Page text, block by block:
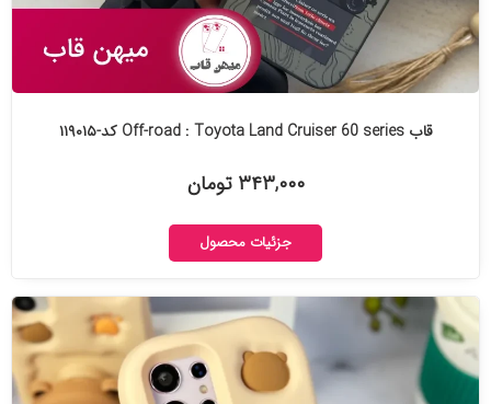
قاب Off-road : Toyota Land Cruiser 60 series کد-۱۱۹۰۱۵
۳۴۳,۰۰۰ تومان
جزئیات محصول